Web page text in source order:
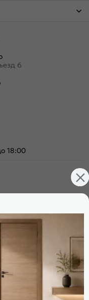
6
18:00